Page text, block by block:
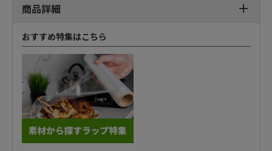
商品詳細
おすすめ特集はこちら